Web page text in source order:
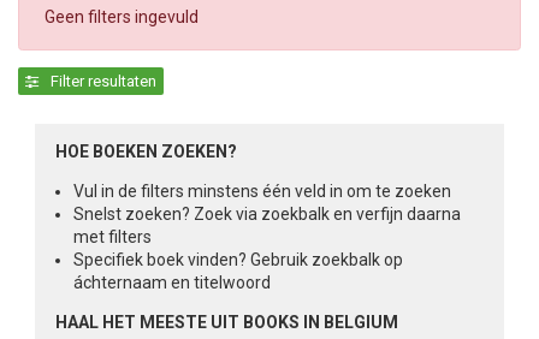
Geen filters ingevuld
Filter resultaten
HOE BOEKEN ZOEKEN?
Vul in de filters minstens één veld in om te zoeken
Snelst zoeken? Zoek via zoekbalk en verfijn daarna
met filters
Specifiek boek vinden? Gebruik zoekbalk op
áchternaam en titelwoord
HAAL HET MEESTE UIT BOOKS IN BELGIUM